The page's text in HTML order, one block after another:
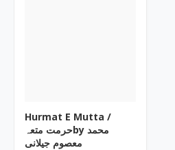
Hurmat E Mutta ‎/
حرمت متعہby ‎محمد
معصوم جیلانی